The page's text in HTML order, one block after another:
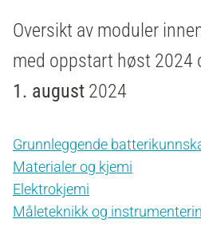
Oversikt av moduler
med oppstart høst 2024
1. august 2024
Grunnleggende
Materialer og kjemi
Elektrokjemi
Måleteknikk og